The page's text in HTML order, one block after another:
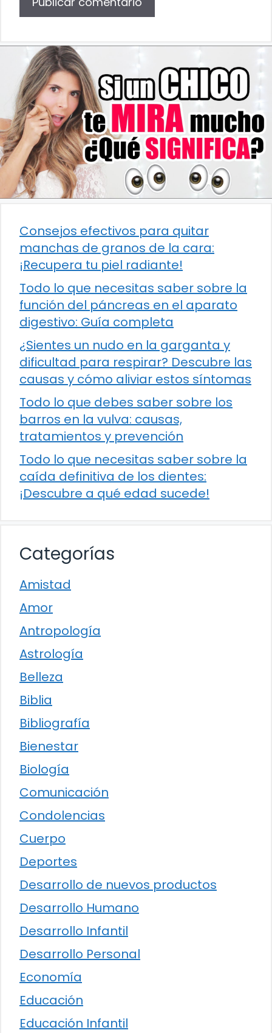
Consejos efectivos para quitar
manchas de granos de la cara:
¡Recupera tu piel radiante!
Todo lo que necesitas saber sobre la
función del páncreas en el aparato
digestivo: Guía completa
¿Sientes un nudo en la garganta y
dificultad para respirar? Descubre las
causas y cómo aliviar estos síntomas
Todo lo que debes saber sobre los
barros en la vulva: causas,
tratamientos y prevención
Todo lo que necesitas saber sobre la
caída definitiva de los dientes:
¡Descubre a qué edad sucede!
Categorías
Amistad
Amor
Antropología
Astrología
Belleza
Biblia
Bibliografía
Bienestar
Biología
Comunicación
Condolencias
Cuerpo
Deportes
Desarrollo de nuevos productos
Desarrollo Humano
Desarrollo Infantil
Desarrollo Personal
Economía
Educación
Educación Infantil